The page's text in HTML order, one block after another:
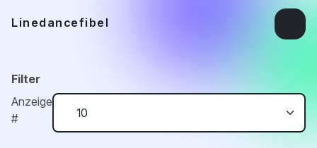
Linedancefibel
Filter
Anzeige
#